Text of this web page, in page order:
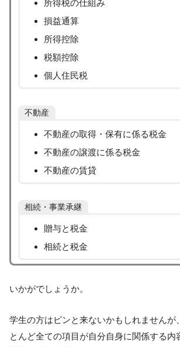
所得税の仕組み
損益通算
所得控除
税額控除
個人住民税
不動産
不動産の取得・保有に係る税金
不動産の譲渡に係る税金
不動産の賃貸
相続・事業承継
贈与と税金
相続と税金
いかがでしょうか。
学生の方はピンと来ないかもしれませんが
とんど全ての項目が自分自身に関係する内